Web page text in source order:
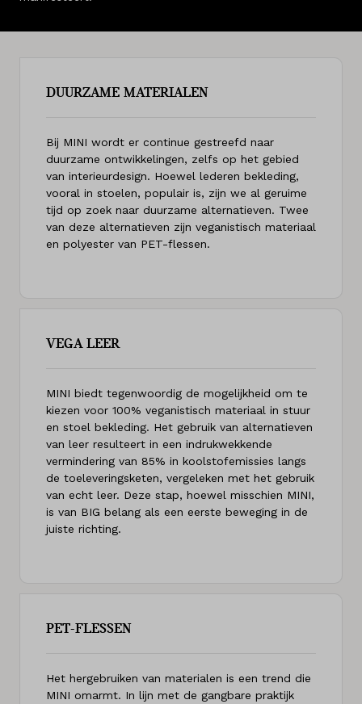
DUURZAME MATERIALEN
Bij MINI wordt er continue gestreefd naar
duurzame ontwikkelingen, zelfs op het gebied
van interieurdesign. Hoewel lederen bekleding,
vooral in stoelen, populair is, zijn we al geruime
tijd op zoek naar duurzame alternatieven. Twee
van deze alternatieven zijn veganistisch materiaal
en polyester van PET-flessen.
VEGA LEER
MINI biedt tegenwoordig de mogelijkheid om te
kiezen voor 100% veganistisch materiaal in stuur
en stoel bekleding. Het gebruik van alternatieven
van leer resulteert in een indrukwekkende
vermindering van 85% in koolstofemissies langs
de toeleveringsketen, vergeleken met het gebruik
van echt leer. Deze stap, hoewel misschien MINI,
is van BIG belang als een eerste beweging in de
juiste richting.
PET-FLESSEN
Het hergebruiken van materialen is een trend die
MINI omarmt. In lijn met de gangbare praktijk